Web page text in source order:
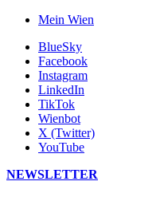
Mein Wien
BlueSky
Facebook
Instagram
LinkedIn
TikTok
Wienbot
X (Twitter)
YouTube
NEWSLETTER